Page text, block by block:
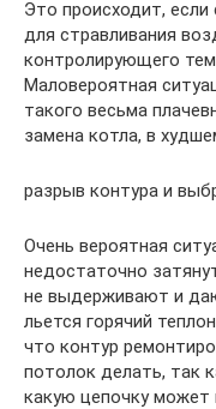
Это происходит, если
для стравливания
контролирующего
Маловероятная
такого весьма
замена котла, в
разрыв контура и
Очень вероятная
недостаточно
не выдерживают и
льется горячий
что контур
потолок делать, так
какую цепочку может